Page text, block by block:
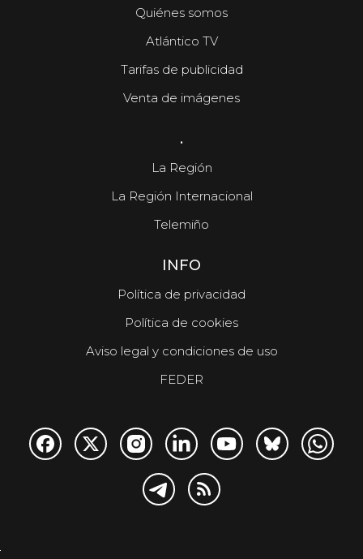
Quiénes somos
Atlántico TV
Tarifas de publicidad
Venta de imágenes
.
La Región
La Región Internacional
Telemiño
INFO
Política de privacidad
Política de cookies
Aviso legal y condiciones de uso
FEDER